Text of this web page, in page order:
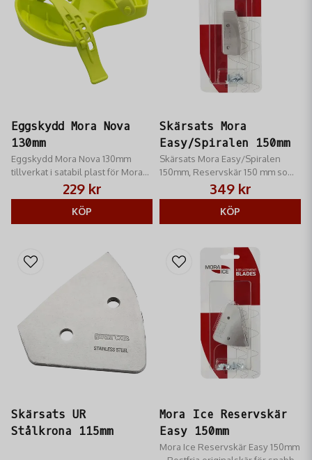
Eggskydd Mora Nova
130mm
Eggskydd Mora Nova 130mm
tillverkat i satabil plast för Mora
Nova Isborrar.229 kr
KÖP
Skärsats Mora
Easy/Spiralen 150mm
Skärsats Mora Easy/Spiralen
150mm, Reservskär 150 mm som
passar till Mora Easy & Mora
Spiralen.
349 kr
KÖP
Skärsats UR
Stålkrona 115mm
Mora Ice Reservskär
Easy 150mm
Mora Ice Reservskär Easy 150mm